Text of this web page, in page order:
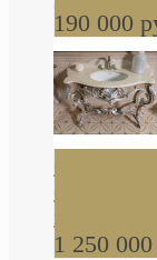
190 000
стиле
1 250